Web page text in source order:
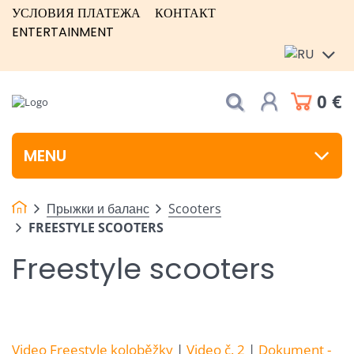
УСЛОВИЯ ПЛАТЕЖА
КОНТАКТ
ENTERTAINMENT
0 €
MENU
Прыжки и баланс
Scooters
FREESTYLE SCOOTERS
Freestyle scooters
Video Freestyle koloběžky | Video č. 2 | Dokument -